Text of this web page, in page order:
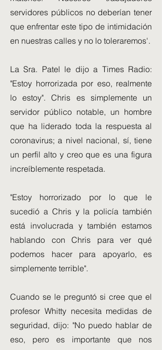
servidores públicos no deberían tener
que enfrentar este tipo de intimidación
en nuestras calles y no lo toleraremos'.
La Sra. Patel le dijo a Times Radio:
"Estoy horrorizada por eso, realmente
lo estoy". Chris es simplemente un
servidor público notable, un hombre
que ha liderado toda la respuesta al
coronavirus; a nivel nacional, sí, tiene
un perfil alto y creo que es una figura
increíblemente respetada.
"Estoy horrorizado por lo que le
sucedió a Chris y la policía también
está involucrada y también estamos
hablando con Chris para ver qué
podemos hacer para apoyarlo, es
simplemente terrible".
Cuando se le preguntó si cree que el
profesor Whitty necesita medidas de
seguridad, dijo: "No puedo hablar de
eso, pero es importante que nos